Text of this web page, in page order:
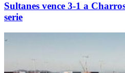
Sultanes vence 3-1 a
serie